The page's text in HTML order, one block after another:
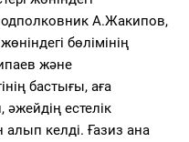
А.Жакипов,
бөлімінің
және
бастығы, аға
естелік
алып келді. Ғазиз ана